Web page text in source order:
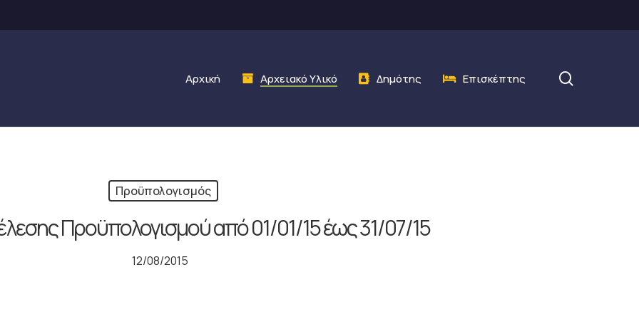
Αρχική Αρχειακό Υλικό Δημότης Επισκέπτης
Προϋπολογισμός
Προϋπολογισμού από 01/01/15 έως 31/07/15
12/08/2015